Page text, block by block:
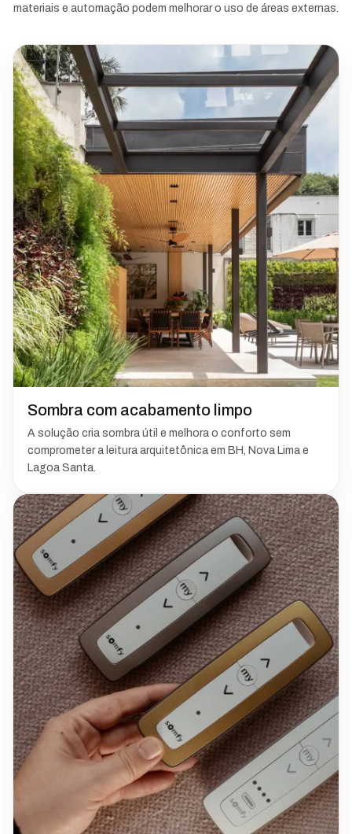
materiais e automação podem melhorar o uso de áreas externas.
Sombra com acabamento limpo
A solução cria sombra útil e melhora o conforto sem
comprometer a leitura arquitetônica em BH, Nova Lima e
Lagoa Santa.